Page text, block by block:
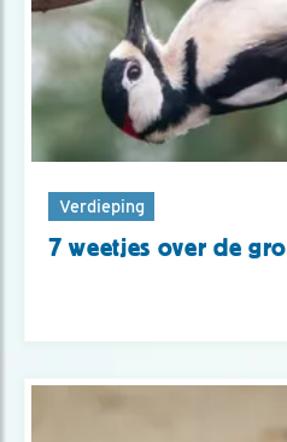
Verdieping
7 weetjes over de